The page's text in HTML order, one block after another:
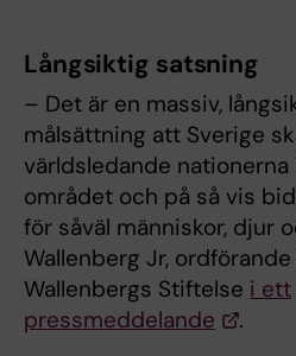
Långsiktig satsning
– Det är en massiv,
målsättning att Sverige
världsledande
området och på så vis
för såväl människor, djur
Wallenberg Jr,
Wallenbergs Stiftelse i ett
pressmeddelande
.